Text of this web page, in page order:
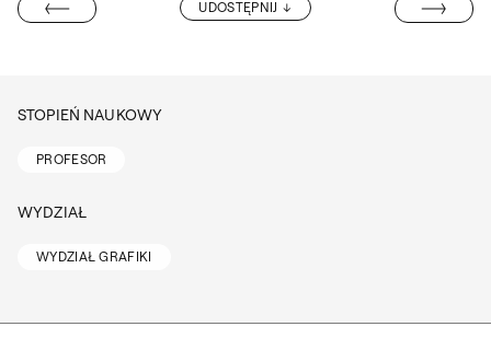
UDOSTĘPNIJ PROF.
STOPIEŃ NAUKOWY
PROFESOR
WYDZIAŁ
WYDZIAŁ GRAFIKI